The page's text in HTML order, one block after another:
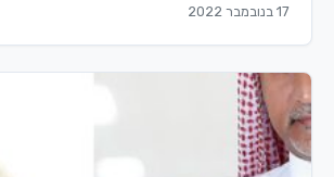
17 בנובמבר 2022